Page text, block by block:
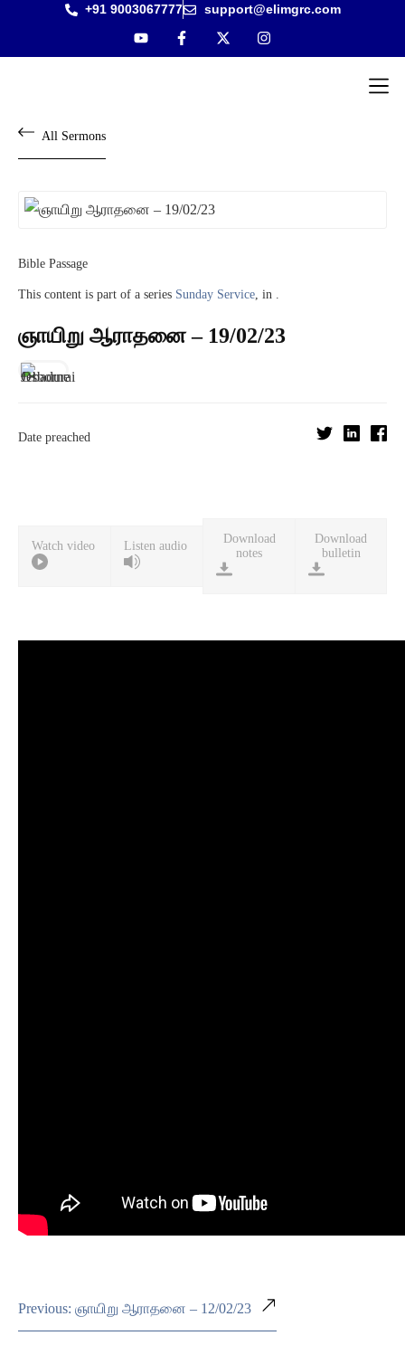
+91 9003067777 support@elimgrc.com
All Sermons
Bible Passage
This content is part of a series Sunday Service , in .
ஞாயிறு ஆராதனை – 19/02/23
Date preached
Watch video Listen audio
Download
notes
Download
bulletin
Previous: ஞாயிறு ஆராதனை – 12/02/23